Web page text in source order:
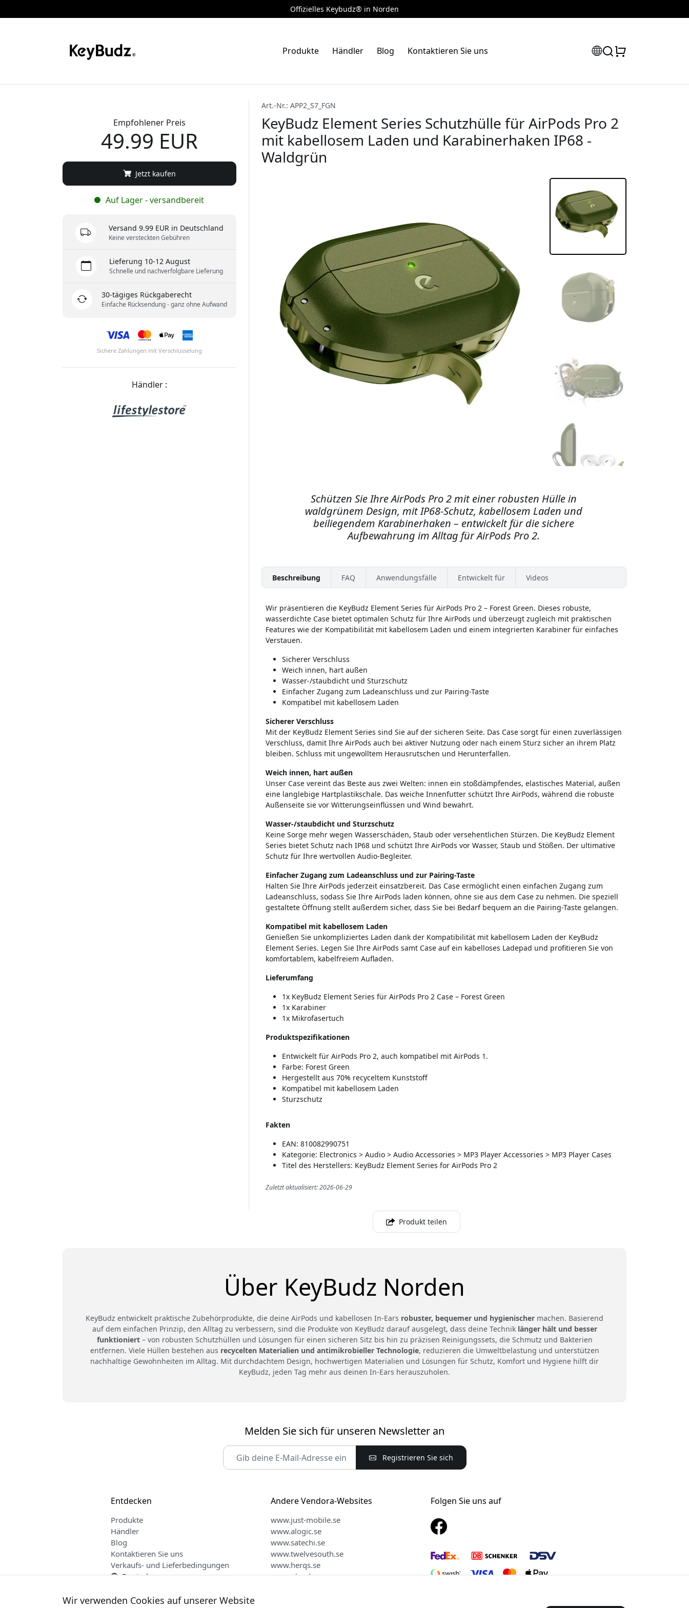
Offizielles Keybudz® in Norden
Produkte Händler Blog Kontaktieren Sie uns
Art.-Nr.: APP2_S7_FGN
KeyBudz Element Series Schutzhülle für AirPods Pro 2
mit kabellosem Laden und Karabinerhaken IP68 -
Waldgrün
Schützen Sie Ihre AirPods Pro 2 mit einer robusten Hülle in
waldgrünem Design, mit IP68-Schutz, kabellosem Laden und
beiliegendem Karabinerhaken – entwickelt für die sichere
Aufbewahrung im Alltag für AirPods Pro 2.
Beschreibung FAQ Anwendungsfälle Entwickelt für Videos
Wir präsentieren die KeyBudz Element Series für AirPods Pro 2 – Forest Green. Dieses robuste,
wasserdichte Case bietet optimalen Schutz für Ihre AirPods und überzeugt zugleich mit praktischen
Features wie der Kompatibilität mit kabellosem Laden und einem integrierten Karabiner für einfaches
Verstauen.
Sicherer Verschluss
Weich innen, hart außen
Wasser-/staubdicht und Sturzschutz
Einfacher Zugang zum Ladeanschluss und zur Pairing-Taste
Kompatibel mit kabellosem Laden
Sicherer Verschluss
Mit der KeyBudz Element Series sind Sie auf der sicheren Seite. Das Case sorgt für einen zuverlässigen
Verschluss, damit Ihre AirPods auch bei aktiver Nutzung oder nach einem Sturz sicher an ihrem Platz
bleiben. Schluss mit ungewolltem Herausrutschen und Herunterfallen.
Weich innen, hart außen
Unser Case vereint das Beste aus zwei Welten: innen ein stoßdämpfendes, elastisches Material, außen
eine langlebige Hartplastikschale. Das weiche Innenfutter schützt Ihre AirPods, während die robuste
Außenseite sie vor Witterungseinflüssen und Wind bewahrt.
Wasser-/staubdicht und Sturzschutz
Keine Sorge mehr wegen Wasserschäden, Staub oder versehentlichen Stürzen. Die KeyBudz Element
Series bietet Schutz nach IP68 und schützt Ihre AirPods vor Wasser, Staub und Stößen. Der ultimative
Schutz für Ihre wertvollen Audio-Begleiter.
Einfacher Zugang zum Ladeanschluss und zur Pairing-Taste
Halten Sie Ihre AirPods jederzeit einsatzbereit. Das Case ermöglicht einen einfachen Zugang zum
Ladeanschluss, sodass Sie Ihre AirPods laden können, ohne sie aus dem Case zu nehmen. Die speziell
gestaltete Öffnung stellt außerdem sicher, dass Sie bei Bedarf bequem an die Pairing-Taste gelangen.
Kompatibel mit kabellosem Laden
Genießen Sie unkompliziertes Laden dank der Kompatibilität mit kabellosem Laden der KeyBudz
Element Series. Legen Sie Ihre AirPods samt Case auf ein kabelloses Ladepad und profitieren Sie von
komfortablem, kabelfreiem Aufladen.
Lieferumfang
1x KeyBudz Element Series für AirPods Pro 2 Case – Forest Green
1x Karabiner
1x Mikrofasertuch
Produktspezifikationen
Entwickelt für AirPods Pro 2, auch kompatibel mit AirPods 1.
Farbe: Forest Green
Hergestellt aus 70% recyceltem Kunststoff
Kompatibel mit kabellosem Laden
Sturzschutz
Fakten
EAN: 810082990751
Kategorie: Electronics > Audio > Audio Accessories > MP3 Player Accessories > MP3 Player Cases
Titel des Herstellers: KeyBudz Element Series for AirPods Pro 2
Zuletzt aktualisiert: 2026-06-29
Empfohlener Preis
49.99 EUR
Jetzt kaufen
Auf Lager - versandbereit
Versand 9.99 EUR in Deutschland
Keine versteckten Gebühren
Lieferung 10-12 August
Schnelle und nachverfolgbare Lieferung
30-tägiges Rückgaberecht
Einfache Rücksendung - ganz ohne Aufwand
Sichere Zahlungen mit Verschlüsselung
Händler :
Produkt teilen
Über KeyBudz Norden
KeyBudz entwickelt praktische Zubehörprodukte, die deine AirPods und kabellosen In-Ears robuster, bequemer und hygienischer machen. Basierend
auf dem einfachen Prinzip, den Alltag zu verbessern, sind die Produkte von KeyBudz darauf ausgelegt, dass deine Technik länger hält und besser
funktioniert– von robusten Schutzhüllen und Lösungen für einen sicheren Sitz bis hin zu präzisen Reinigungssets, die Schmutz und Bakterien
entfernen. Viele Hüllen bestehen aus recycelten Materialien und antimikrobieller Technologie, reduzieren die Umweltbelastung und unterstützen
nachhaltige Gewohnheiten im Alltag. Mit durchdachtem Design, hochwertigen Materialien und Lösungen für Schutz, Komfort und Hygiene hilft dir
KeyBudz, jeden Tag mehr aus deinen In-Ears herauszuholen.
Melden Sie sich für unseren Newsletter an
Registrieren Sie sich
Entdecken
Produkte
Händler
Blog
Kontaktieren Sie uns
Verkaufs- und Lieferbedingungen
Deutsch
Andere Vendora-Websites
www.just-mobile.se
www.alogic.se
www.satechi.se
www.twelvesouth.se
www.herqs.se
www.plaud.se
Folgen Sie uns auf
Wir verwenden Cookies auf unserer Website